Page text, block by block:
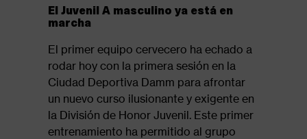
El Juvenil A masculino ya está en
marcha
El primer equipo cervecero ha echado a
rodar hoy con la primera sesión en la
Ciudad Deportiva Damm para afrontar
un nuevo curso ilusionante y exigente en
la División de Honor Juvenil. Este primer
entrenamiento ha permitido al grupo